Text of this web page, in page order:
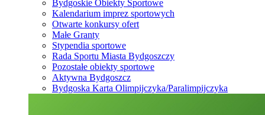
Bydgoskie Obiekty Sportowe
Kalendarium imprez sportowych
Otwarte konkursy ofert
Małe Granty
Stypendia sportowe
Rada Sportu Miasta Bydgoszczy
Pozostałe obiekty sportowe
Aktywna Bydgoszcz
Bydgoska Karta Olimpijczyka/Paralimpijczyka